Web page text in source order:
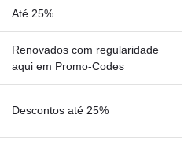
Até 25%
Renovados com regularidade
aqui em Promo-Codes
Descontos até 25%